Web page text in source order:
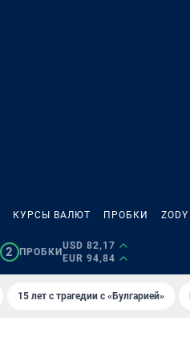
КУРСЫ ВАЛЮТ ПРОБКИ ZODY
2 ПРОБКИ
USD 82,17
EUR 94,84
15 лет с трагедии с «Булгарией»